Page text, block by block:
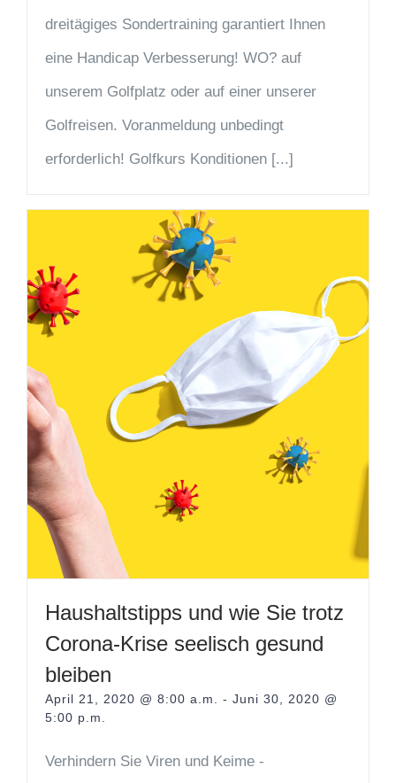
dreitägiges Sondertraining garantiert Ihnen
eine Handicap Verbesserung! WO? auf
unserem Golfplatz oder auf einer unserer
Golfreisen. Voranmeldung unbedingt
erforderlich! Golfkurs Konditionen [...]
Haushaltstipps und wie Sie trotz
Corona-Krise seelisch gesund
bleiben
April 21, 2020 @ 8:00 a.m. - Juni 30, 2020 @
5:00 p.m.
Verhindern Sie Viren und Keime -